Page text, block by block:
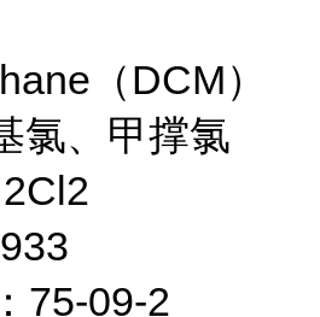
（DCM）
氯、甲撑氯
75-09-2